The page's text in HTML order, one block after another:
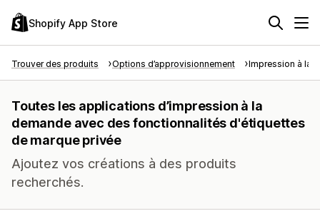
Shopify App Store
Trouver des produits Options d’approvisionnement Impression à la
Toutes les applications d’impression à la
demande avec des fonctionnalités d'étiquettes
de marque privée
Ajoutez vos créations à des produits
recherchés.